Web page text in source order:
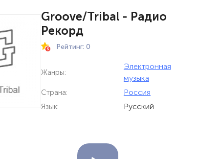
Groove/Tribal - Радио
Рекорд
Рейтинг: 0
Жанры:
Электронная
музыка
Страна: Россия
Язык: Русский